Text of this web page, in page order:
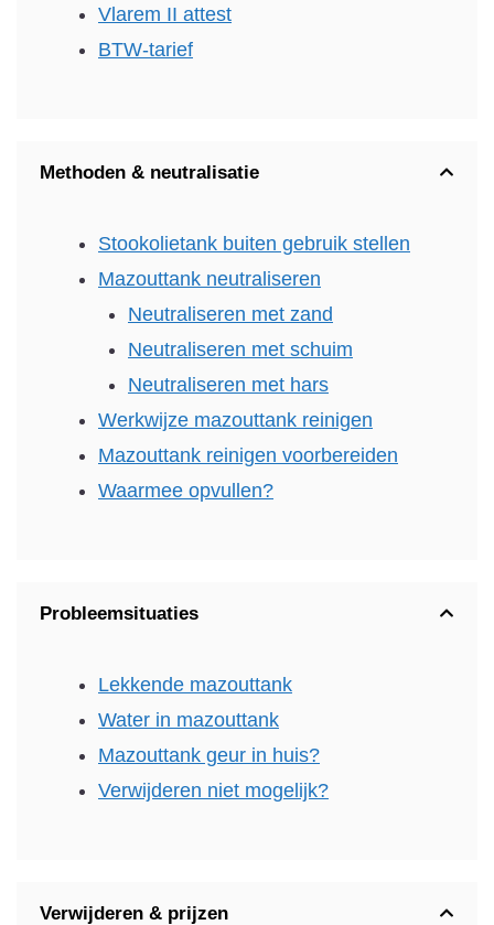
Vlarem II attest
BTW-tarief
Methoden & neutralisatie
Stookolietank buiten gebruik stellen
Mazouttank neutraliseren
Neutraliseren met zand
Neutraliseren met schuim
Neutraliseren met hars
Werkwijze mazouttank reinigen
Mazouttank reinigen voorbereiden
Waarmee opvullen?
Probleemsituaties
Lekkende mazouttank
Water in mazouttank
Mazouttank geur in huis?
Verwijderen niet mogelijk?
Verwijderen & prijzen